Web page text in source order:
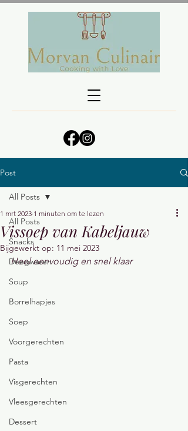
Post
All Posts
Snacks
Deegwaren
Soup
Borrelhapjes
Soep
Voorgerechten
Pasta
Visgerechten
Vleesgerechten
Dessert
All Posts
Vissoep van Kabeljauw
1 mrt 2023 1 minuten om te lezen
Bijgewerkt op: 11 mei 2023
Heel eenvoudig en snel klaar